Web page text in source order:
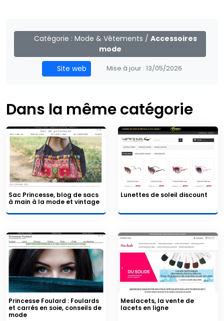
Catégorie : Mode & Vêtements / Accessoires
mode
Site web
Mise à jour :13/05/2026
Dans la même catégorie
Sac Princesse, blog de sacs
à main à la mode et vintage
Lunettes de soleil discount
Princesse Foulard : Foulards
et carrés en soie, conseils de
mode
Meslacets, la vente de
lacets en ligne